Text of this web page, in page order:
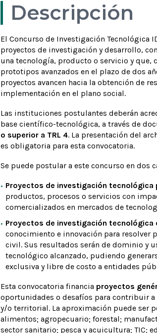
Descripción
El Concurso de Investigación Tecnológica
proyectos de investigación y desarrollo,
una tecnología, producto o servicio y que,
prototipos avanzados en el plazo de dos
proyectos avancen hacia la obtención de
implementación en el plano social.
Las instituciones postulantes deberán
base científico-tecnológica, a través de
o superior a TRL 4. La presentación del
es obligatoria para esta convocatoria.
Se puede postular a este concurso en dos
Proyectos de investigación
productos, procesos o servicios con
comercializados en mercados de
Proyectos de investigación tecnológica
conocimiento e innovación para resolver
civil. Sus resultados serán de dominio y
tecnológico alcanzado, pudiendo
exclusiva y libre de costo a entidades
Esta convocatoria financia proyectos
oportunidades o desafíos para contribuir
y/o territorial. La aproximación puede ser
alimentos; agropecuario; forestal;
sector sanitario; pesca y acuicultura; TIC;